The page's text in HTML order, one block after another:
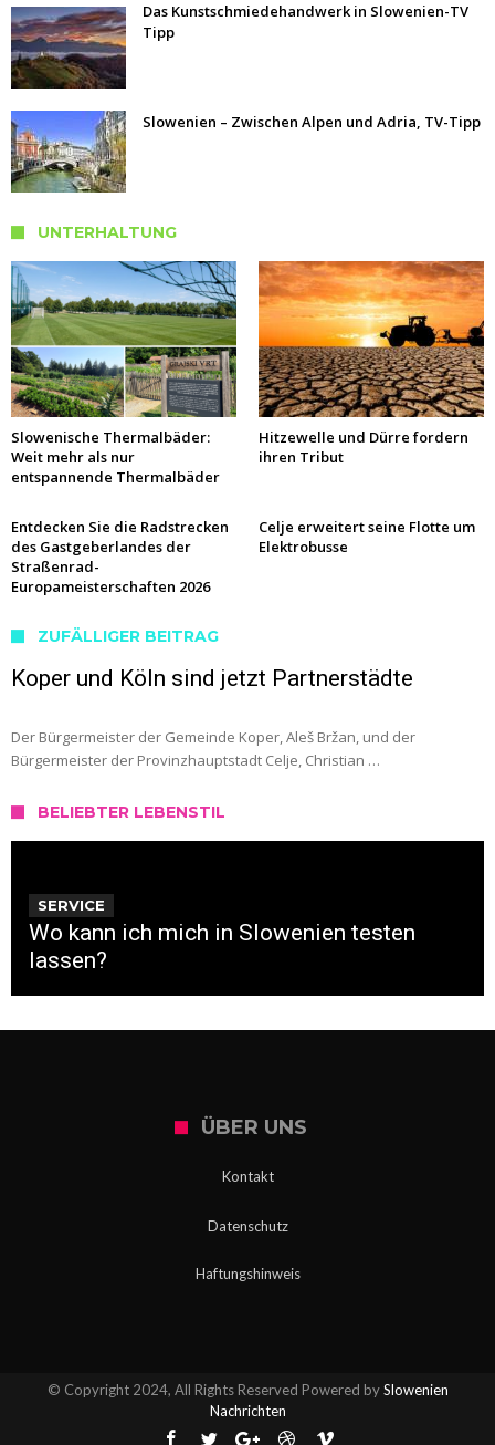
Das Kunstschmiedehandwerk in Slowenien-TV
Tipp
Slowenien – Zwischen Alpen und Adria, TV-Tipp
UNTERHALTUNG
Slowenische Thermalbäder:
Weit mehr als nur
entspannende Thermalbäder
Hitzewelle und Dürre fordern
ihren Tribut
Entdecken Sie die Radstrecken
des Gastgeberlandes der
Straßenrad-
Europameisterschaften 2026
Celje erweitert seine Flotte um
Elektrobusse
ZUFÄLLIGER BEITRAG
Koper und Köln sind jetzt Partnerstädte
Der Bürgermeister der Gemeinde Koper, Aleš Bržan, und der
Bürgermeister der Provinzhauptstadt Celje, Christian …
BELIEBTER LEBENSTIL
SERVICE
Wo kann ich mich in Slowenien testen
lassen?
ÜBER UNS
Kontakt
Datenschutz
Haftungshinweis
© Copyright 2024, All Rights Reserved Powered bySlowenien
Nachrichten